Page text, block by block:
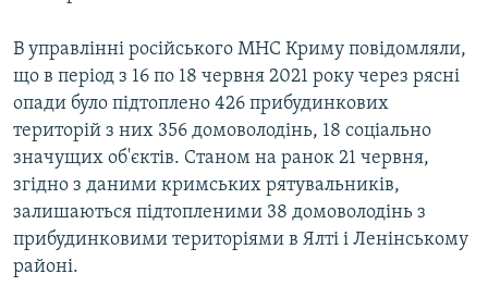
В управлінні російського МНС Криму повідомляли,
що в період з 16 по 18 червня 2021 року через рясні
опади було підтоплено 426 прибудинкових
територій з них 356 домоволодінь, 18 соціально
значущих об'єктів. Станом на ранок 21 червня,
згідно з даними кримських рятувальників,
залишаються підтопленими 38 домоволодінь з
прибудинковими територіями в Ялті і Ленінському
районі.